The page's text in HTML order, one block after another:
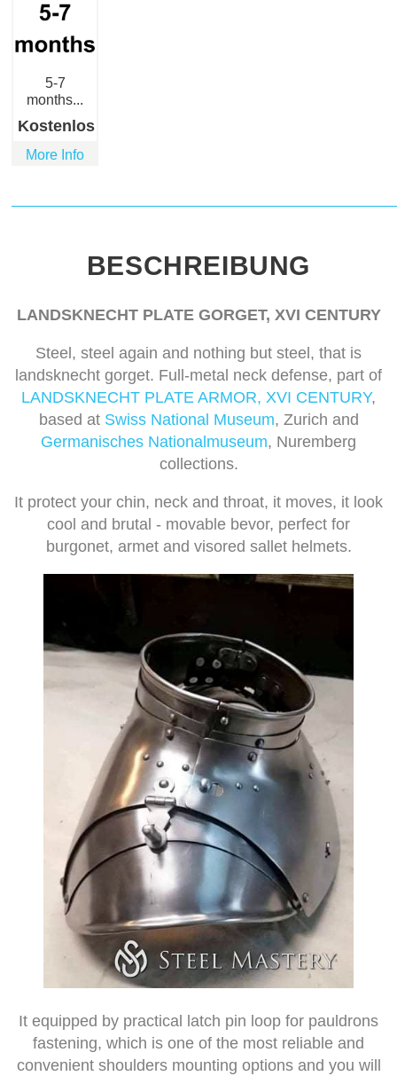
5-7
months...
Kostenlos
More Info
BESCHREIBUNG
LANDSKNECHT PLATE GORGET, XVI CENTURY
Steel, steel again and nothing but steel, that is
landsknecht gorget. Full-metal neck defense, part of
LANDSKNECHT PLATE ARMOR, XVI CENTURY,
based at Swiss National Museum, Zurich and
Germanisches Nationalmuseum, Nuremberg
collections.
It protect your chin, neck and throat, it moves, it look
cool and brutal - movable bevor, perfect for
burgonet, armet and visored sallet helmets.
It equipped by practical latch pin loop for pauldrons
fastening, which is one of the most reliable and
convenient shoulders mounting options and you will